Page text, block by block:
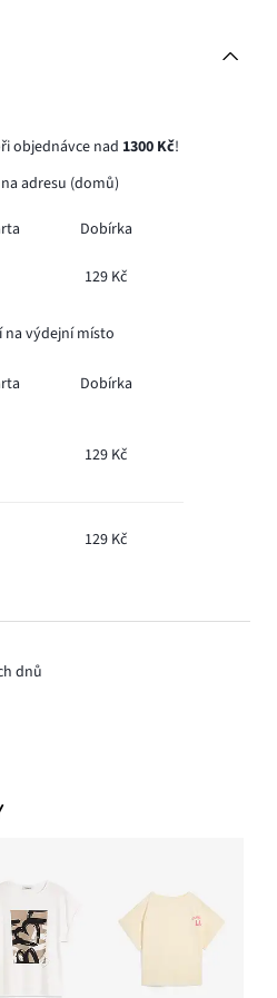
objednávce nad 1300 Kč!
adresu (domů)
Dobírka
129 Kč
na výdejní místo
Dobírka
129 Kč
129 Kč
dnů